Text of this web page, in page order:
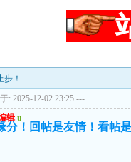
！
: 2025-12-02 23:25 ---
辑 u
分！回帖是友情！看帖